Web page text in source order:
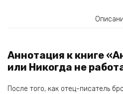
Аннотация к книге
или Никогда не
После того, как отец-писатель